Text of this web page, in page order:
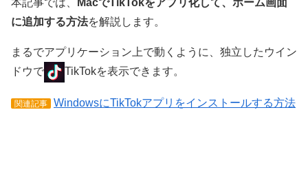
本記事では、
MacでTikTokをアプリ化して、ホーム画面
に追加する方法を解説します。
まるでアプリケーション上で動くように、独立したウイン
ドウで
TikTokを表示できます。
関連記事 WindowsにTikTokアプリをインストールする方法